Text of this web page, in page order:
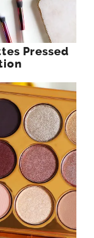
Jasmine”